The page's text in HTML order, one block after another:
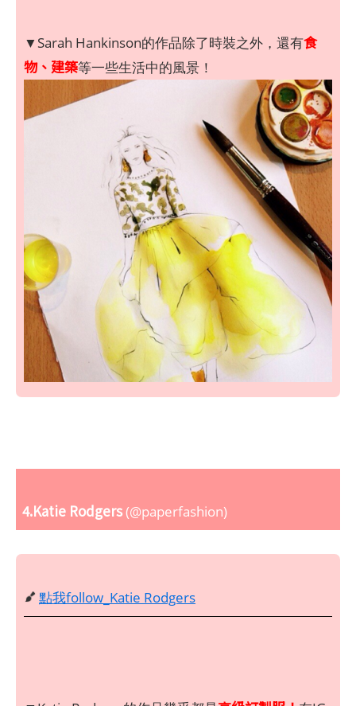
▼Sarah Hankinson的作品除了時裝之外，還有食
物、建築等一些生活中的風景！
4.Katie Rodgers(@paperfashion)
點我follow_Katie Rodgers